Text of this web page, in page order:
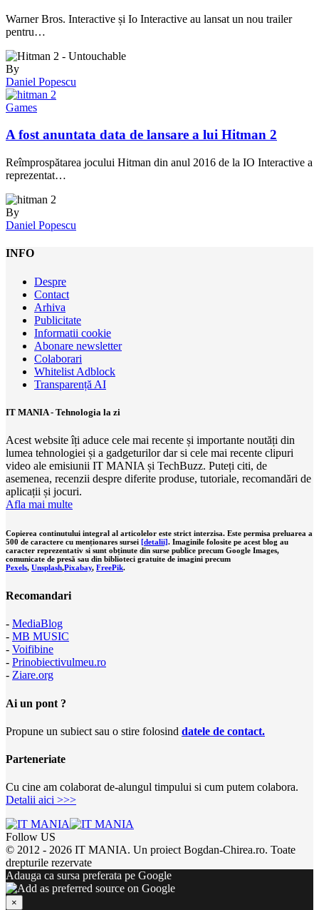
Warner Bros. Interactive și Io Interactive au lansat un nou trailer
pentru…
By
Daniel Popescu
Games
A fost anuntata data de lansare a lui Hitman 2
Reîmprospătarea jocului Hitman din anul 2016 de la IO Interactive a
reprezentat…
By
Daniel Popescu
INFO
Despre
Contact
Arhiva
Publicitate
Informatii cookie
Abonare newsletter
Colaborari
Whitelist Adblock
Transparență AI
IT MANIA - Tehnologia la zi
Acest website îți aduce cele mai recente și importante noutăți din
lumea tehnologiei și a gadgeturilor dar si cele mai recente clipuri
video ale emisiunii IT MANIA și TechBuzz. Puteți citi, de
asemenea, recenzii despre diferite produse, tutoriale, recomandări de
aplicații și jocuri.
Afla mai multe
Copierea continutului integral al articolelor este strict interzisa. Este permisa preluarea a
500 de caractere cu menționares sursei [detalii]. Imaginile folosite pe acest blog au
caracter reprezentativ si sunt obținute din surse publice precum Google Images,
comunicate de presă sau din biblioteci gratuite de imagini precum
Pexels, Unsplash,Pixabay, FreePik.
Recomandari
- MediaBlog
- MB MUSIC
- Voifibine
- Prinobiectivulmeu.ro
- Ziare.org
Ai un pont ?
Propune un subiect sau o stire folosind datele de contact.
Parteneriate
Cu cine am colaborat de-alungul timpului si cum putem colabora.
Detalii aici >>>
Follow US
© 2012 - 2026 IT MANIA. Un proiect Bogdan-Chirea.ro. Toate
drepturile rezervate
Adauga ca sursa preferata pe Google
×